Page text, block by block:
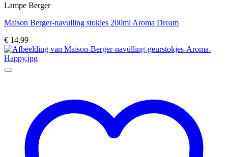
Lampe Berger
Maison Berger-navulling stokjes 200ml Aroma Dream
€ 14,99